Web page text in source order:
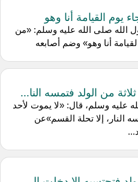
يوم القيامة أنا وهو
الله صلى الله عليه وسلم: «من
أنا وهو» وضم أصابعه
من الولد فتمسه النا...
عليه وسلم، قال: «لا يموت لأحد
النار، إلا تحلة القسم»عن